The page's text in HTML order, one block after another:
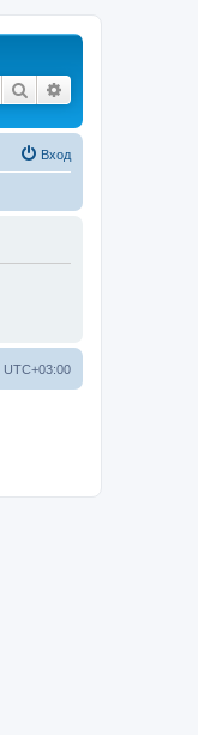
Поиск
Вход
UTC+03:00